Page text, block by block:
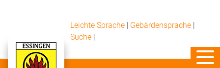
Leichte Sprache | Gebärdensprache |
Suche |